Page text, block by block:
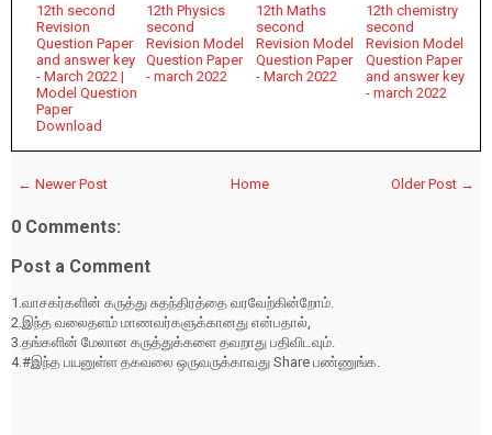
12th second
Revision
Question Paper
and answer key
- March 2022 |
Model Question
Paper
Download
12th Physics
second
Revision Model
Question Paper
- march 2022
12th Maths
second
Revision Model
Question Paper
- March 2022
12th chemistry
second
Revision Model
Question Paper
and answer key
- march 2022
← Newer Post Older Post →
Home
0 Comments:
Post a Comment
1.வாசகர்களின் கருத்து சுதந்திரத்தை வரவேற்கின்றோம்.
2.இந்த வலைதளம் மாணவர்களுக்கானது என்பதால்,
3.தங்களின் மேலான கருத்துக்களை தவறாது பதிவிடவும்.
4.#இந்த பயனுள்ள தகவலை ஒருவருக்காவது Share பண்ணுங்க.